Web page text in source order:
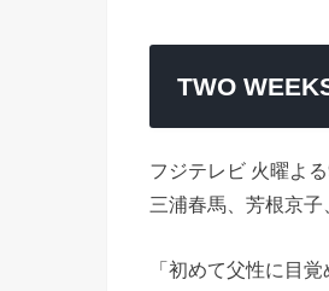
TWO
フジテレビ 火曜よ
三浦春馬、芳根京
「初めて父性に